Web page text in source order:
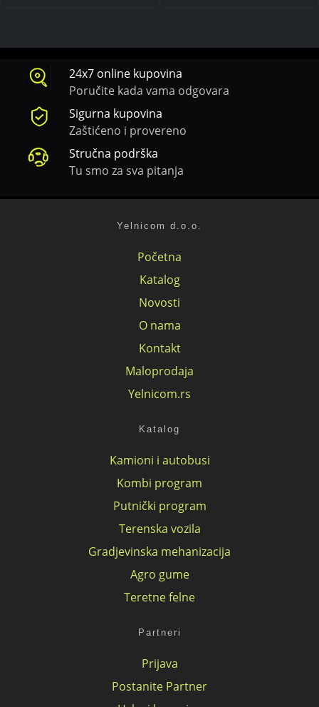
24x7 online kupovina
Poručite kada vama odgovara
Sigurna kupovina
Zaštićeno i provereno
Stručna podrška
Tu smo za sva pitanja
Yelnicom d.o.o.
Početna
Katalog
Novosti
O nama
Kontakt
Maloprodaja
Yelnicom.rs
Katalog
Kamioni i autobusi
Kombi program
Putnički program
Terenska vozila
Gradjevinska mehanizacija
Agro gume
Teretne felne
Partneri
Prijava
Postanite Partner